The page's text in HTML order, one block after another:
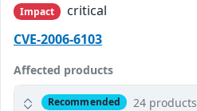
Impact
critical
CVE-2006-6103
Affected products
Recommended 24 products